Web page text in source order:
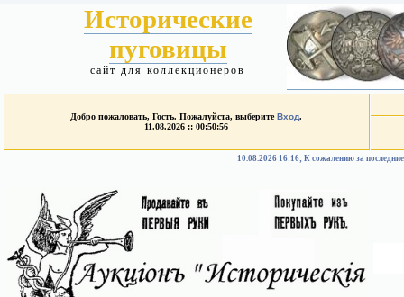
Исторические
пуговицы
сайт для коллекционеров
Добро пожаловать, Гость. Пожалуйста, выберитеВход.
11.08.2026 :: 00:50:56
10.08.2026 16:16; К сожалению за